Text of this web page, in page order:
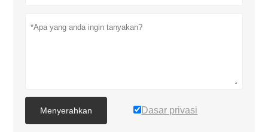
Menyerahkan Dasar privasi